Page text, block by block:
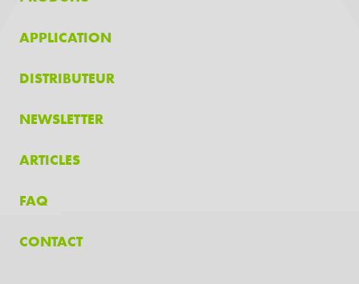
APPLICATION
DISTRIBUTEUR
NEWSLETTER
ARTICLES
FAQ
CONTACT